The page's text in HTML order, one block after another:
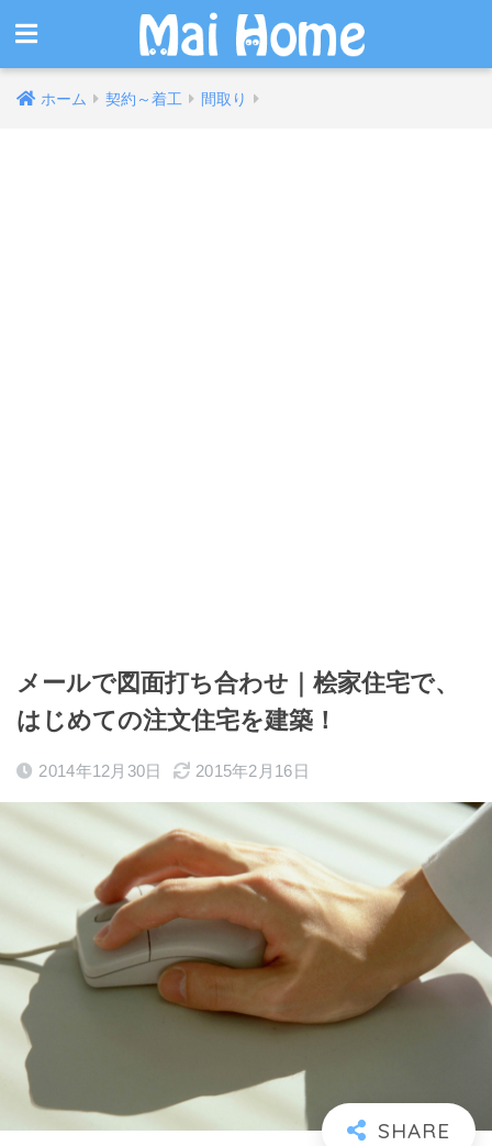
ホーム 契約～着工 間取り
メールで図面打ち合わせ｜桧家住宅で、
はじめての注文住宅を建築！
2014年12月30日 2015年2月16日